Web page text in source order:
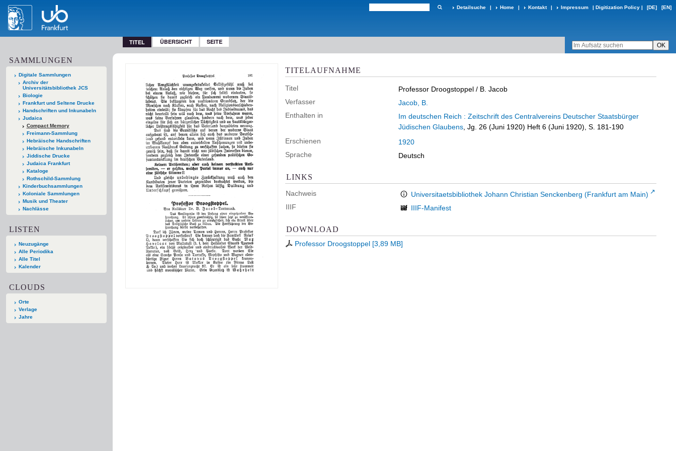
Detailsuche | Home | Kontakt | Impressum | Digitization Policy | [DE] [EN]
TITEL ÜBERSICHT SEITE
SAMMLUNGEN
Digitale Sammlungen
Archiv der
Universitätsbibliothek JCS
Biologie
Frankfurt und Seltene Drucke
Handschriften und Inkunabeln
Judaica
Compact Memory
Freimann-Sammlung
Hebräische Handschriften
Hebräische Inkunabeln
Jiddische Drucke
Judaica Frankfurt
Kataloge
Rothschild-Sammlung
Kinderbuchsammlungen
Koloniale Sammlungen
Musik und Theater
Nachlässe
LISTEN
Neuzugänge
Alle Periodika
Alle Titel
Kalender
CLOUDS
Orte
Verlage
Jahre
TITELAUFNAHME
Titel Professor Droogstoppel / B. Jacob
Verfasser
Jacob, B.
Enthalten in
Im deutschen Reich : Zeitschrift des Centralvereins Deutscher Staatsbürger
Jüdischen Glaubens , Jg. 26 (Juni 1920) Heft 6 (Juni 1920), S. 181-190
Erschienen
1920
Sprache
Deutsch
LINKS
Nachweis
Universitaetsbibliothek Johann Christian Senckenberg (Frankfurt am Main)
IIIF
IIIF-Manifest
DOWNLOAD
Professor Droogstoppel [3,89 MB]